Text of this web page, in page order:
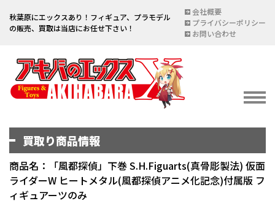
秋葉原にエックスあり！フィギュア、プラモデル
の販売、買取は当店にお任せ下さい！
会社概要
プライバシーポリシー
お問い合わせ
イベント情報
宅配買取のご案内
DELIVERY PURCHASE
買取り商品情報
商品名：「風都探偵」下巻 S.H.Figuarts(真骨彫製法) 仮面
ライダーW ヒートメタル(風都探偵アニメ化記念)付属版 フ
ィギュアーツのみ